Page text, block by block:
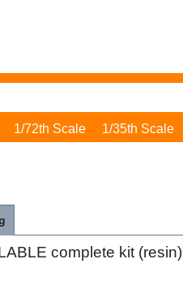
1/72th Scale 1/35th Scale
complete kit (resin)